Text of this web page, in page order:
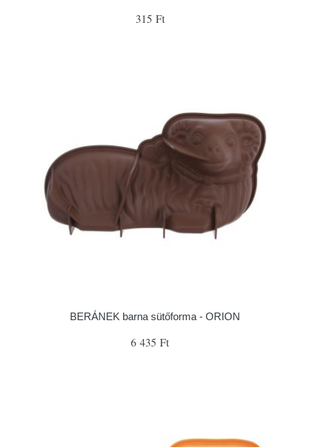
315 Ft
BERÁNEK barna sütőforma - ORION
6 435 Ft